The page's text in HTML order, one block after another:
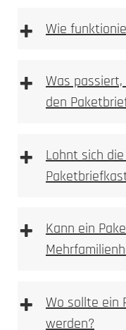
keine
Typische
+ Wie
+
Was
den
+
Lohnt sich
+
Kann ein
+
Wo sollte ein
werden?